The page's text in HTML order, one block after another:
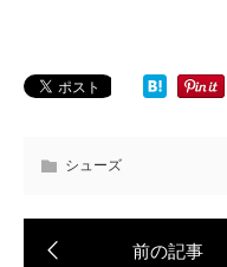
シューズ